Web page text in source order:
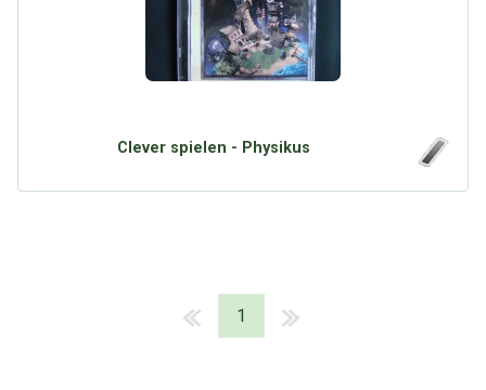
Clever spielen - Physikus
1